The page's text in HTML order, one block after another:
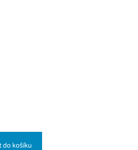
do košíku